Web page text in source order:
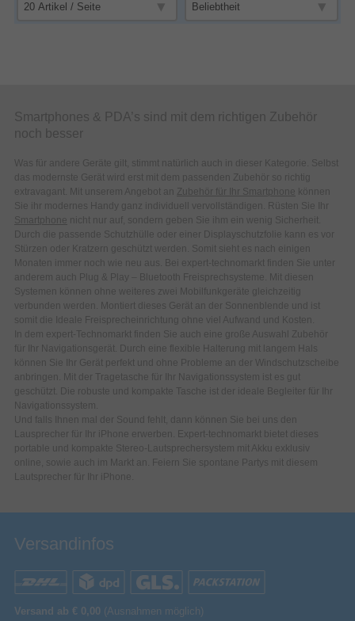
Smartphones & PDA’s sind mit dem richtigen Zubehör
noch besser
Was für andere Geräte gilt, stimmt natürlich auch in dieser Kategorie. Selbst
das modernste Gerät wird erst mit dem passenden Zubehör so richtig
extravagant. Mit unserem Angebot an Zubehör für Ihr Smartphone können
Sie ihr modernes Handy ganz individuell vervollständigen. Rüsten Sie Ihr
Smartphone nicht nur auf, sondern geben Sie ihm ein wenig Sicherheit.
Durch die passende Schutzhülle oder einer Displayschutzfolie kann es vor
Stürzen oder Kratzern geschützt werden. Somit sieht es nach einigen
Monaten immer noch wie neu aus. Bei expert-technomarkt finden Sie unter
anderem auch Plug & Play – Bluetooth Freisprechsysteme. Mit diesen
Systemen können ohne weiteres zwei Mobilfunkgeräte gleichzeitig
verbunden werden. Montiert dieses Gerät an der Sonnenblende und ist
somit die Ideale Freisprecheinrichtung ohne viel Aufwand und Kosten.
In dem expert-Technomarkt finden Sie auch eine große Auswahl Zubehör
für Ihr Navigationsgerät. Durch eine flexible Halterung mit langem Hals
können Sie Ihr Gerät perfekt und ohne Probleme an der Windschutzscheibe
anbringen. Mit der Tragetasche für Ihr Navigationssystem ist es gut
geschützt. Die robuste und kompakte Tasche ist der ideale Begleiter für Ihr
Navigationssystem.
Und falls Ihnen mal der Sound fehlt, dann können Sie bei uns den
Lausprecher für Ihr iPhone erwerben. Expert-technomarkt bietet dieses
portable und kompakte Stereo-Lautsprechersystem mit Akku exklusiv
online, sowie auch im Markt an. Feiern Sie spontane Partys mit diesem
Lautsprecher für Ihr iPhone.
Versandinfos
Versand ab € 0,00 (Ausnahmen möglich)